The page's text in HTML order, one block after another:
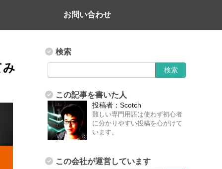
お問い合わせ
み
検索
この記事を書いた人
投稿者： Scotch
難しい専門用語は使わず初心者
に分かりやすい投稿を心がけて
います。
この会社が運営しています